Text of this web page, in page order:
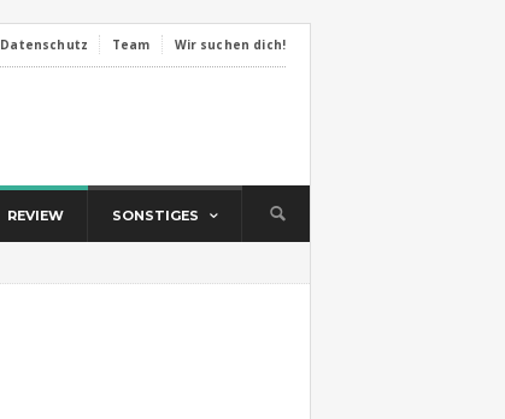
Datenschutz Team Wir suchen dich!
REVIEW SONSTIGES